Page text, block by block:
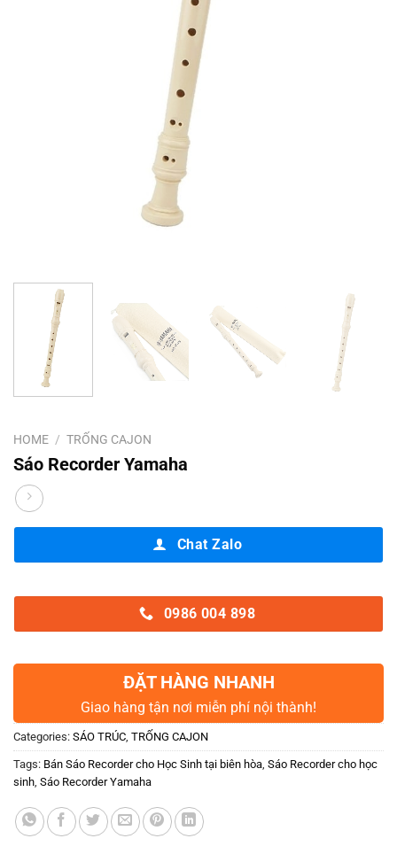
HOME / TRỐNG CAJON
Sáo Recorder Yamaha
Chat Zalo
0986 004 898
ĐẶT HÀNG NHANH
Giao hàng tận nơi miễn phí nội thành!
Categories: SÁO TRÚC, TRỐNG CAJON
Tags: Bán Sáo Recorder cho Học Sinh tại biên hòa, Sáo Recorder cho học
sinh, Sáo Recorder Yamaha